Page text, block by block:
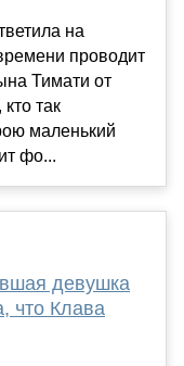
на
проводит
Тимати от
так
маленький
фо...
девушка
что Клава